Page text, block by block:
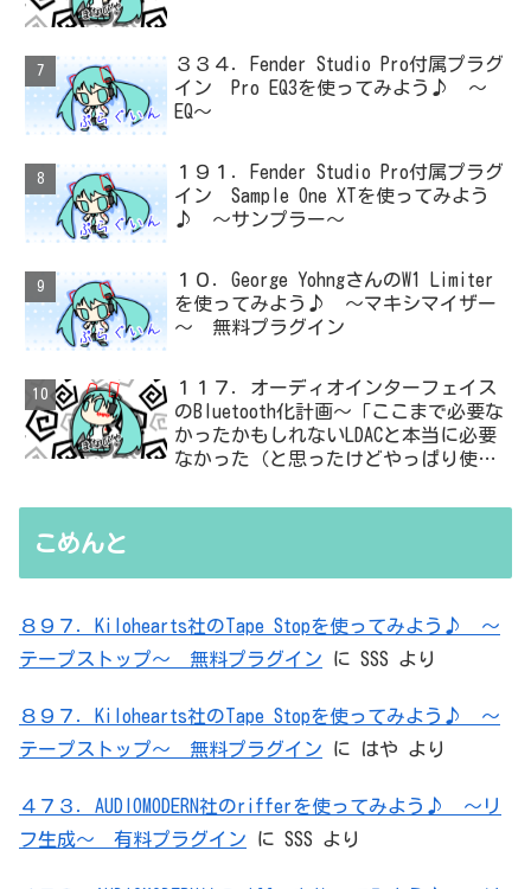
３３４．Fender Studio Pro付属プラグ
イン Pro EQ3を使ってみよう♪ ～
EQ～
１９１．Fender Studio Pro付属プラグ
イン Sample One XTを使ってみよう
♪ ～サンプラー～
１０．George YohngさんのW1 Limiter
を使ってみよう♪ ～マキシマイザー
～ 無料プラグイン
１１７．オーディオインターフェイス
のBluetooth化計画～「ここまで必要な
かったかもしれないLDACと本当に必要
なかった（と思ったけどやっぱり使っ
無駄を重ねた結論はシンプルだった
こめんと
８９７．Kilohearts社のTape Stopを使ってみよう♪ ～
テープストップ～ 無料プラグイン に SSS より
８９７．Kilohearts社のTape Stopを使ってみよう♪ ～
テープストップ～ 無料プラグイン に はや より
４７３．AUDIOMODERN社のrifferを使ってみよう♪ ～リ
フ生成～ 有料プラグイン に SSS より